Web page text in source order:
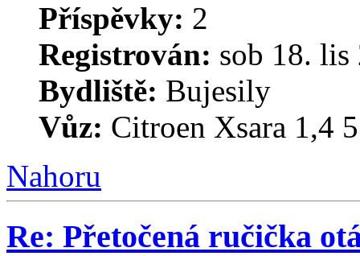
Příspěvky: 2
Registrován: sob 18. lis
Bydliště: Bujesily
Vůz: Citroen Xsara 1,4
Nahoru
Re: Přetočená ručička